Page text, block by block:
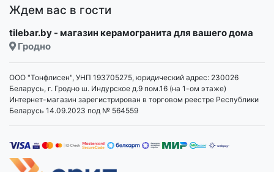
Ждем вас в гости
tilebar.by - магазин керамогранита для вашего дома
Гродно
ООО "Тонфлисен", УНП 193705275, юридический адрес: 230026
Беларусь, г. Гродно ш. Индурское д.9 пом.16 (на 1-ом этаже)
Интернет-магазин зарегистрирован в торговом реестре Республики
Беларусь 14.09.2023 под № 564559